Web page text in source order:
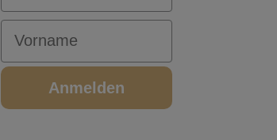
Vorname
Anmelden